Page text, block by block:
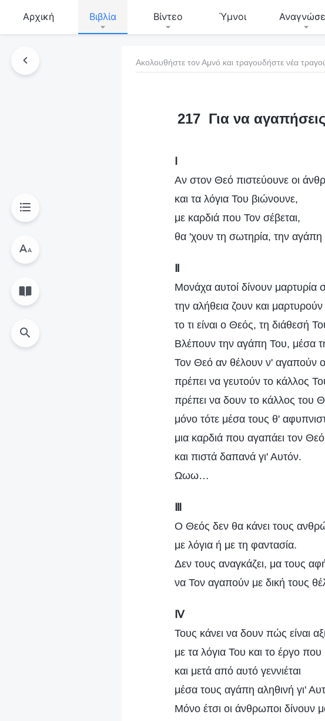
Αρχική Βιβλία Βίντεο Ύμνοι
Ακολουθήστε τον Αμνό και τραγουδήστε νέα
217 Για να
Αν στον Θεό πιστεύουνε οι
και τα λόγια Του βιώνουνε,
με καρδιά που Τον σέβεται,
θα 'χουν τη σωτηρία, την αγάπη
Μονάχα αυτοί δίνουν μαρτυρία
την αλήθεια ζουν και μαρτυρούν
το τι είναι ο Θεός, τη διάθεσή
Βλέπουν την αγάπη Του, μέσα
Τον Θεό αν θέλουν ν' αγαπούν
πρέπει να γευτούν το κάλλος
πρέπει να δουν το κάλλος του
μόνο τότε μέσα τους θ'
μια καρδιά που αγαπάει τον Θεό
και πιστά δαπανά γι' Αυτόν.
Ωωω…
Ο Θεός δεν θα κάνει τους
με λόγια ή με τη φαντασία.
Δεν τους αναγκάζει, μα τους
να Τον αγαπούν με δική τους
Ⅳ
Τους κάνει να δουν πώς είναι
με τα λόγια Του και το έργο που
και μετά από αυτό γεννιέται
μέσα τους αγάπη αληθινή γι'
Μόνο έτσι οι άνθρωποι δίνουν